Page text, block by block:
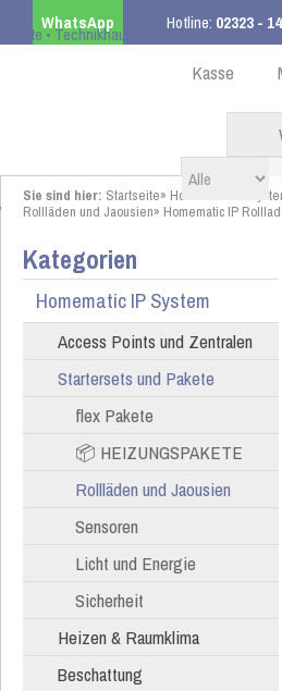
WhatsApp Hotline: 02323 -
ab 99,00 €
Kasse
Sie sind hier: Startseite» Homematic IP
Rollläden und Jaousien» Homematic IP
Kategorien
Homematic IP System
Access Points und Zentralen
Startersets und Pakete
flex Pakete
📦 HEIZUNGSPAKETE
Rollläden und Jaousien
Sensoren
Licht und Energie
Sicherheit
Heizen & Raumklima
Beschattung